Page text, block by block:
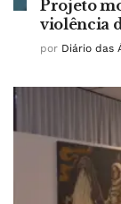
Projeto
violência
por Diário das